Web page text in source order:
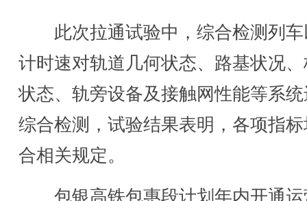
此次拉通试验中，综合检测列车
计时速对轨道几何状态、路基状况
状态、轨旁设备及接触网性能等系
综合检测，试验结果表明，各项指
合相关规定。
包银高铁包惠段计划年内开通运